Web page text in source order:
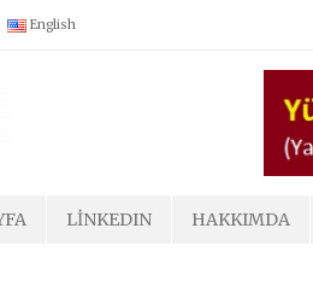
English
LINKEDIN HAKKIMDA